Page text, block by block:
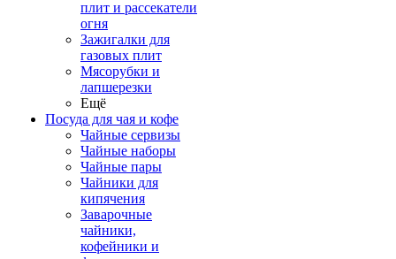
плит и рассекатели
огня
Зажигалки для
газовых плит
Мясорубки и
лапшерезки
Ещё
Посуда для чая и кофе
Чайные сервизы
Чайные наборы
Чайные пары
Чайники для
кипячения
Заварочные
чайники,
кофейники и